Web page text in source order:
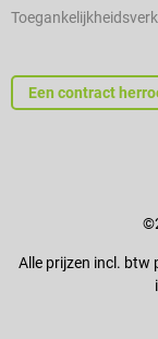
Een contract
Alle prijzen incl. btw